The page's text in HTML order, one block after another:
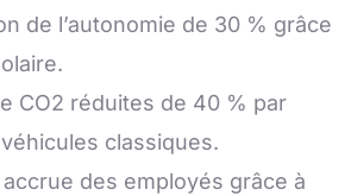
de l’autonomie de 30 % grâce
CO2 réduites de 40 % par
classiques.
des employés grâce à